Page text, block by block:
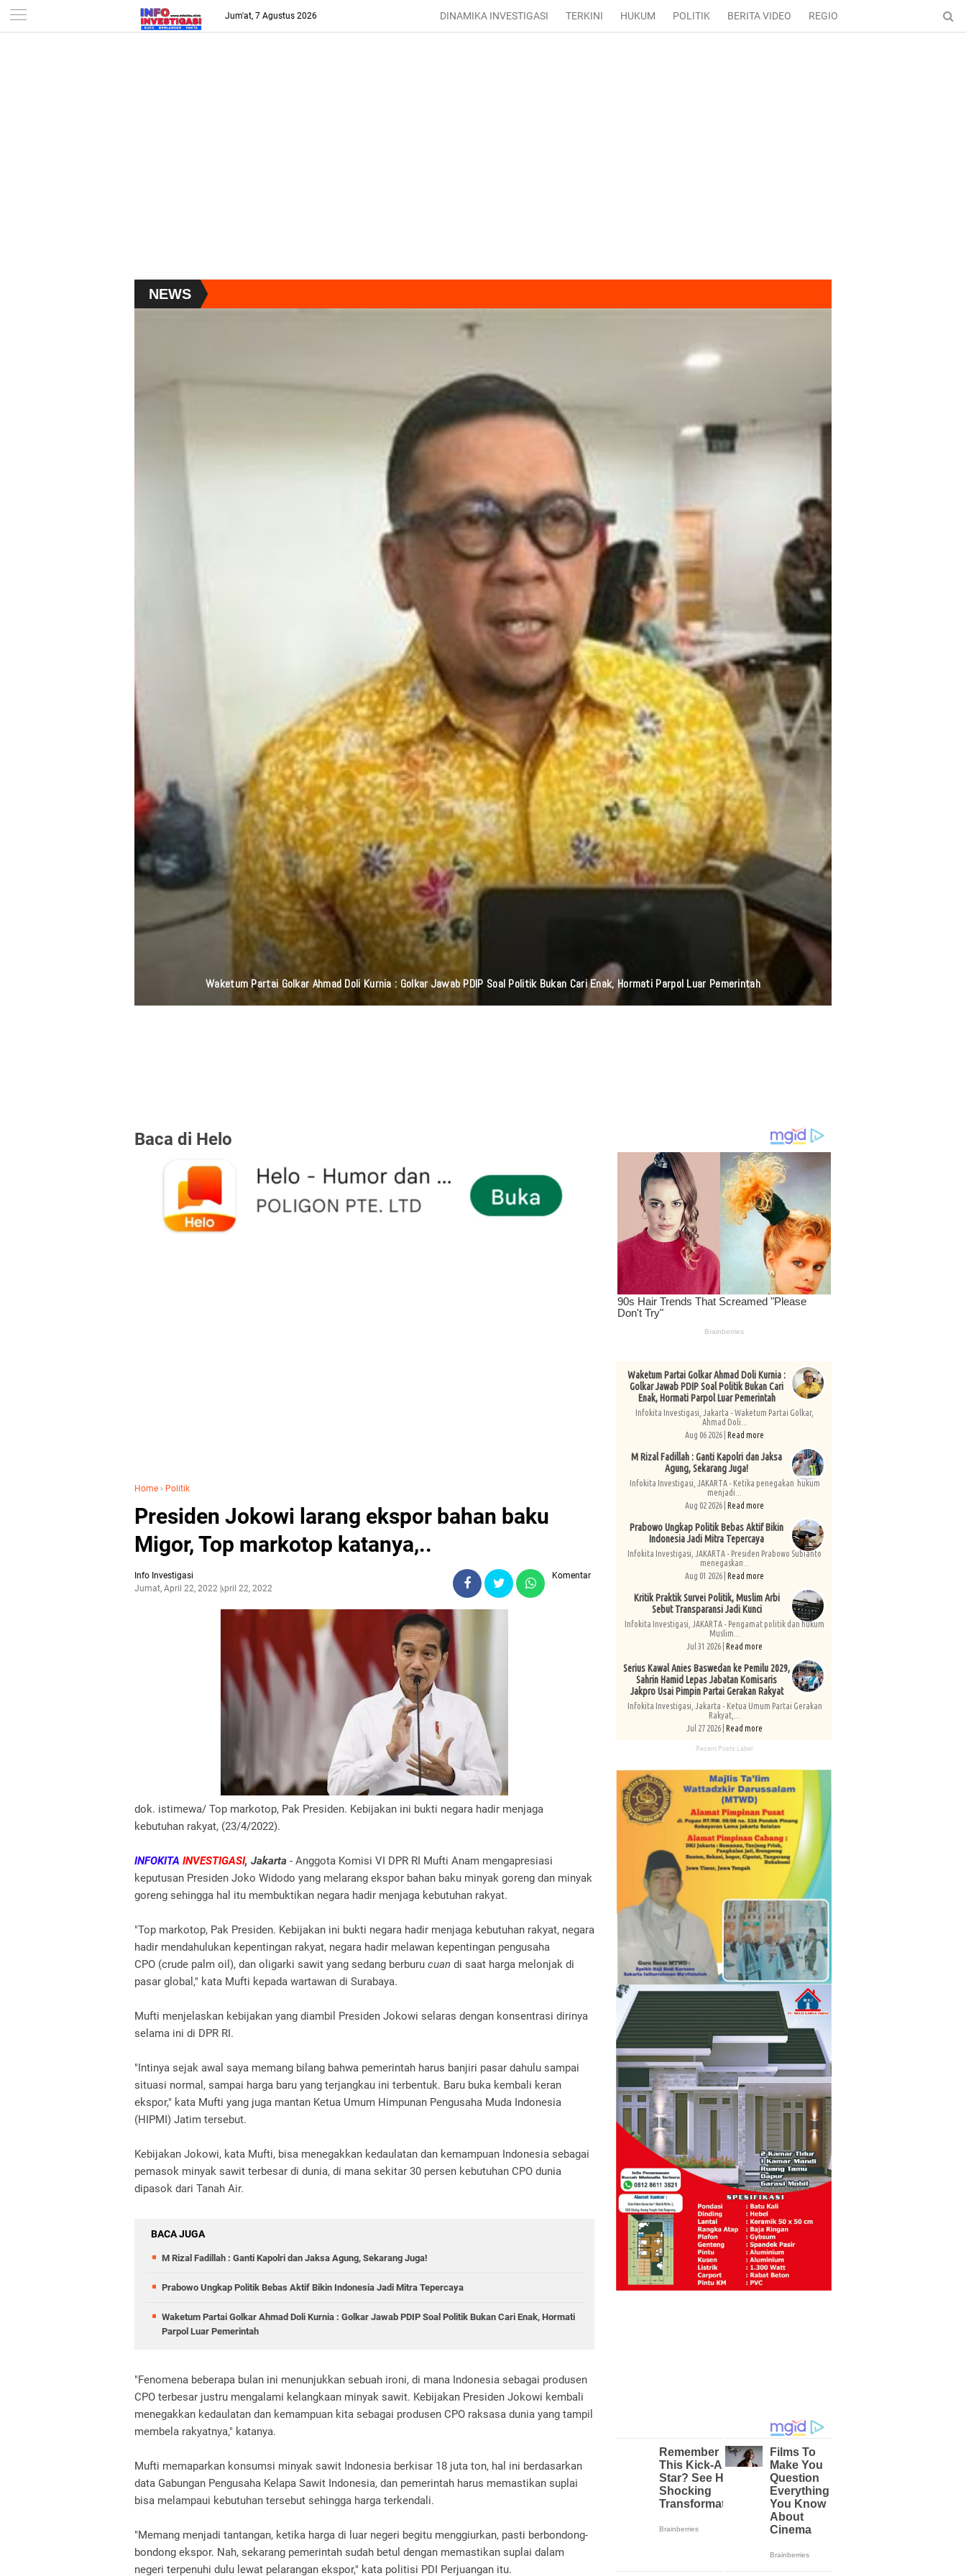
-->
Jum'at, 7 Agustus 2026 DINAMIKA INVESTIGASI TERKINI HUKUM POLITIK BERITA VIDEO REGIONAL ENTERTAINMENT
NEWS
Laila Ayu Bercerita Kesedihan Seseorang Merasa Tidak Dihargai Dalam Hubungan Lewat "AKU TAK BERARTI BAGIMU" Bersama Aneka Safari Records
Baca di Helo
Home › Politik
Presiden Jokowi larang ekspor bahan baku
Migor, Top markotop katanya,..
Info Investigasi
Jumat, April 22, 2022 April 22, 2022
Komentar
dok. istimewa/ Top markotop, Pak Presiden. Kebijakan ini bukti negara hadir menjaga
kebutuhan rakyat, (23/4/2022).
INFOKITA INVESTIGASI, Jakarta - Anggota Komisi VI DPR RI Mufti Anam mengapresiasi
keputusan Presiden Joko Widodo yang melarang ekspor bahan baku minyak goreng dan minyak
goreng sehingga hal itu membuktikan negara hadir menjaga kebutuhan rakyat.
"Top markotop, Pak Presiden. Kebijakan ini bukti negara hadir menjaga kebutuhan rakyat, negara
hadir mendahulukan kepentingan rakyat, negara hadir melawan kepentingan pengusaha
CPO (crude palm oil), dan oligarki sawit yang sedang berburu cuan di saat harga melonjak di
pasar global," kata Mufti kepada wartawan di Surabaya.
Mufti menjelaskan kebijakan yang diambil Presiden Jokowi selaras dengan konsentrasi dirinya
selama ini di DPR RI.
"Intinya sejak awal saya memang bilang bahwa pemerintah harus banjiri pasar dahulu sampai
situasi normal, sampai harga baru yang terjangkau ini terbentuk. Baru buka kembali keran
ekspor," kata Mufti yang juga mantan Ketua Umum Himpunan Pengusaha Muda Indonesia
(HIPMI) Jatim tersebut.
Kebijakan Jokowi, kata Mufti, bisa menegakkan kedaulatan dan kemampuan Indonesia sebagai
pemasok minyak sawit terbesar di dunia, di mana sekitar 30 persen kebutuhan CPO dunia
dipasok dari Tanah Air.
BACA JUGA
M Rizal Fadillah : Ganti Kapolri dan Jaksa Agung, Sekarang Juga!
Prabowo Ungkap Politik Bebas Aktif Bikin Indonesia Jadi Mitra Tepercaya
Waketum Partai Golkar Ahmad Doli Kurnia : Golkar Jawab PDIP Soal Politik Bukan Cari Enak, Hormati
Parpol Luar Pemerintah
"Fenomena beberapa bulan ini menunjukkan sebuah ironi, di mana Indonesia sebagai produsen
CPO terbesar justru mengalami kelangkaan minyak sawit. Kebijakan Presiden Jokowi kembali
menegakkan kedaulatan dan kemampuan kita sebagai produsen CPO raksasa dunia yang tampil
membela rakyatnya," katanya.
Mufti memaparkan konsumsi minyak sawit Indonesia berkisar 18 juta ton, hal ini berdasarkan
data Gabungan Pengusaha Kelapa Sawit Indonesia, dan pemerintah harus memastikan suplai
bisa melampaui kebutuhan tersebut sehingga harga terkendali.
"Memang menjadi tantangan, ketika harga di luar negeri begitu menggiurkan, pasti berbondong-
bondong ekspor. Nah, sekarang pemerintah sudah betul dengan memastikan suplai dalam
negeri terpenuhi dulu lewat pelarangan ekspor," kata politisi PDI Perjuangan itu.
Waketum Partai Golkar Ahmad Doli Kurnia :
Golkar Jawab PDIP Soal Politik Bukan Cari
Enak, Hormati Parpol Luar Pemerintah
Infokita Investigasi, Jakarta - Waketum Partai Golkar,
Ahmad Doli...
Aug 06 2026 | Read more
M Rizal Fadillah : Ganti Kapolri dan Jaksa
Agung, Sekarang Juga!
Infokita Investigasi, JAKARTA - Ketika penegakan hukum
menjadi...
Aug 02 2026 | Read more
Prabowo Ungkap Politik Bebas Aktif Bikin
Indonesia Jadi Mitra Tepercaya
Infokita Investigasi, JAKARTA - Presiden Prabowo Subianto
menegaskan...
Aug 01 2026 | Read more
Kritik Praktik Survei Politik, Muslim Arbi
Sebut Transparansi Jadi Kunci
Infokita Investigasi, JAKARTA - Pengamat politik dan hukum
Muslim...
Jul 31 2026 | Read more
Serius Kawal Anies Baswedan ke Pemilu 2029,
Sahrin Hamid Lepas Jabatan Komisaris
Jakpro Usai Pimpin Partai Gerakan Rakyat
Infokita Investigasi, Jakarta - Ketua Umum Partai Gerakan
Rakyat,...
Jul 27 2026 | Read more
Recent Posts Label